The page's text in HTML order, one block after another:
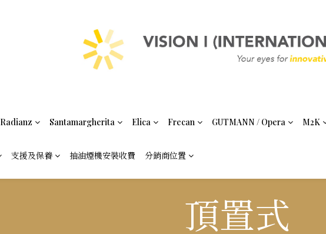
Radianz Santamargherita Elica Frecan GUTMANN / Opera M2K
支援及保養 抽油煙機安裝收費 分銷商位置
頂置式